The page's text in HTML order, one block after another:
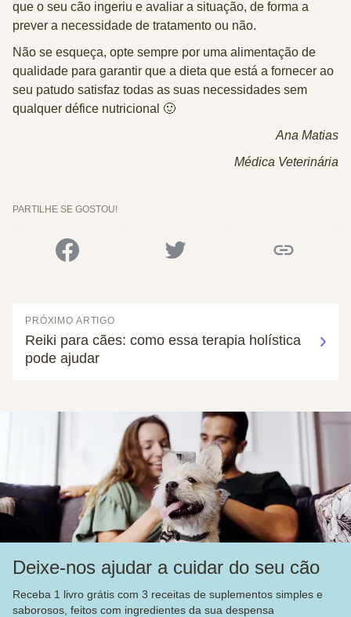
que o seu cão ingeriu e avaliar a situação, de forma a
prever a necessidade de tratamento ou não.
Não se esqueça, opte sempre por uma alimentação de
qualidade para garantir que a dieta que está a fornecer ao
seu patudo satisfaz todas as suas necessidades sem
qualquer défice nutricional 🙂
Ana Matias
Médica Veterinária
PARTILHE SE GOSTOU!
PRÓXIMO ARTIGO
Reiki para cães: como essa terapia holística
pode ajudar
Deixe-nos ajudar a cuidar do seu cão
Receba 1 livro grátis com 3 receitas de suplementos simples e
saborosos, feitos com ingredientes da sua despensa